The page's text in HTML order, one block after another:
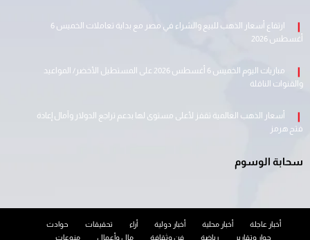
ارتفاع أسعار الذهب للبيع والشراء في مصر مع بداية تعاملات الخميس 6
أغسطس 2026
مباريات اليوم الخميس 6 أغسطس 2026 على المستطيل الأخضر/ المواعيد
والقنوات الناقلة
أسعار الذهب العالمية تقفز لأعلى مستوى لها بدعم تراجع الدولار وآمال إعادة
فتح هرمز
سحابة الوسوم
أخبار عاجلة أخبار محلية أخبار دولية أراء تحقيقات
حوادث
حوار وتقارير
رياضة فن وثقافة مال وأعمال منوعات